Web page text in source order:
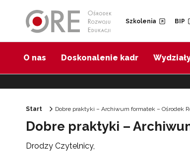
Szkolenia BIP
O nas Doskonalenie kadr
Start Dobre praktyki – Archiwum formatek – Ośrodek
Dobre praktyki –
Drodzy Czytelnicy,